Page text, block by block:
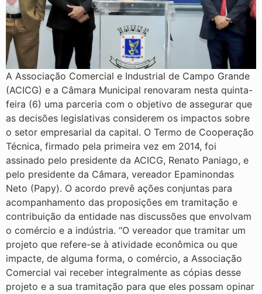
A Associação Comercial e Industrial de Campo Grande
(ACICG) e a Câmara Municipal renovaram nesta quinta-
feira (6) uma parceria com o objetivo de assegurar que
as decisões legislativas considerem os impactos sobre
o setor empresarial da capital. O Termo de Cooperação
Técnica, firmado pela primeira vez em 2014, foi
assinado pelo presidente da ACICG, Renato Paniago, e
pelo presidente da Câmara, vereador Epaminondas
Neto (Papy). O acordo prevê ações conjuntas para
acompanhamento das proposições em tramitação e
contribuição da entidade nas discussões que envolvam
o comércio e a indústria. “O vereador que tramitar um
projeto que refere-se à atividade econômica ou que
impacte, de alguma forma, o comércio, a Associação
Comercial vai receber integralmente as cópias desse
projeto e a sua tramitação para que eles possam opinar